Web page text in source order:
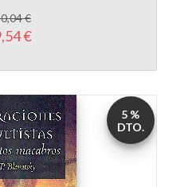
€
€
5 %
DTO.